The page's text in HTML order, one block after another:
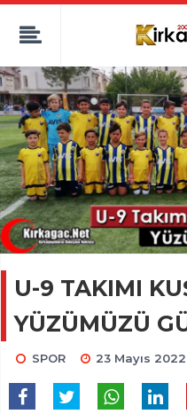
U-9 TAKIMI
YÜZÜMÜZÜ
SPOR 23 Mayıs